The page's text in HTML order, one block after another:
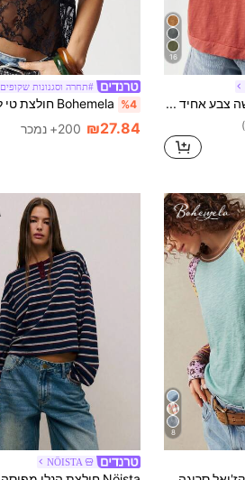
16
Bohemela חופשה צבע אחיד סרוג עגול צווארון דולמן שרוול ארוך רופף נשים טי שירט
#תחרה וסגנונות שקופים
%4
₪27.84 200+ נמכר
8
NÖISTA